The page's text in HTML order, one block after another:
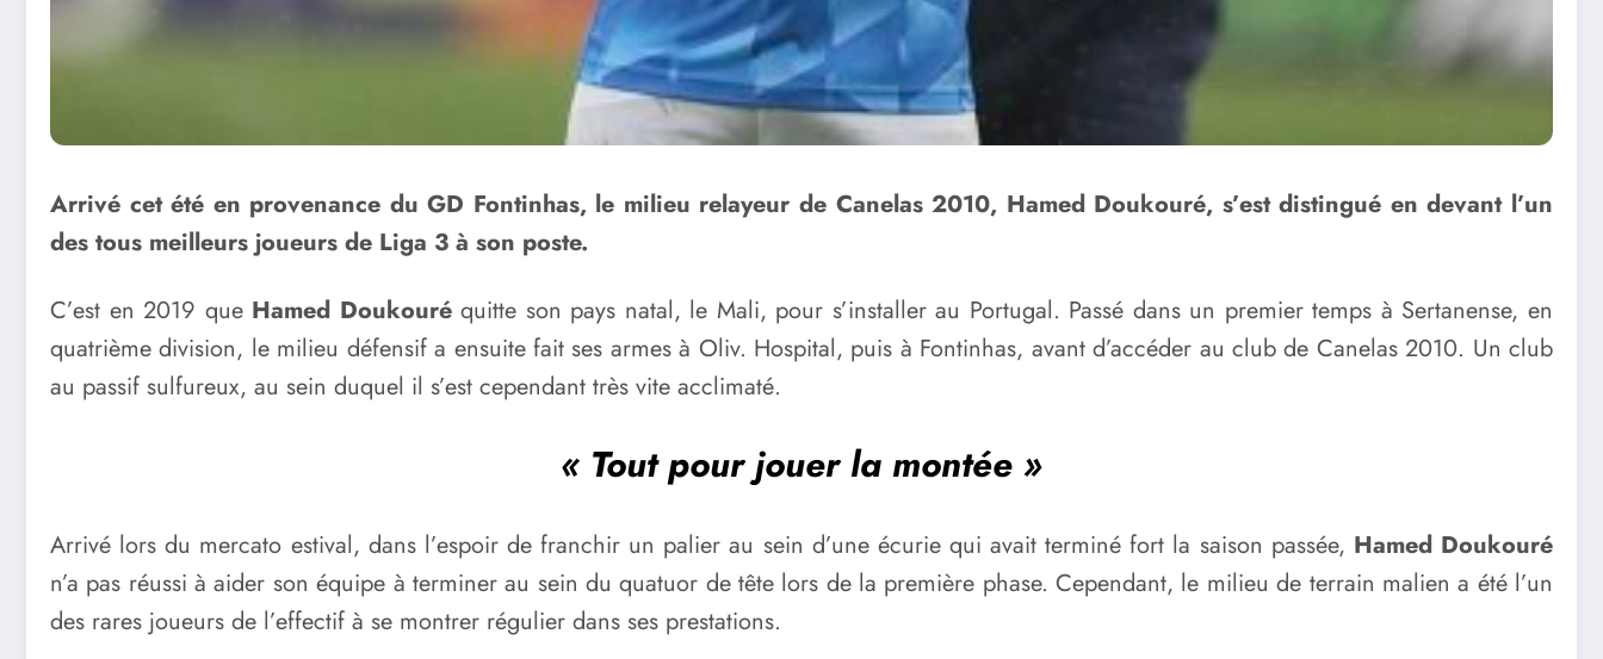
Arrivé cet été en provenance du GD Fontinhas, le milieu relayeur de Canelas 2010, Hamed Doukouré, s’est distingué en devant l’un
des tous meilleurs joueurs de Liga 3 à son poste.
C’est en 2019 que Hamed Doukouréquitte son pays natal, le Mali, pour s’installer au Portugal. Passé dans un premier temps à Sertanense, en
quatrième division, le milieu défensif a ensuite fait ses armes à Oliv. Hospital, puis à Fontinhas, avant d’accéder au club de Canelas 2010. Un club
au passif sulfureux, au sein duquel il s’est cependant très vite acclimaté.
« Tout pour jouer la montée »
Arrivé lors du mercato estival, dans l’espoir de franchir un palier au sein d’une écurie qui avait terminé fort la saison passée, Hamed Doukouré
n’a pas réussi à aider son équipe à terminer au sein du quatuor de tête lors de la première phase. Cependant, le milieu de terrain malien a été l’un
des rares joueurs de l’effectif à se montrer régulier dans ses prestations.